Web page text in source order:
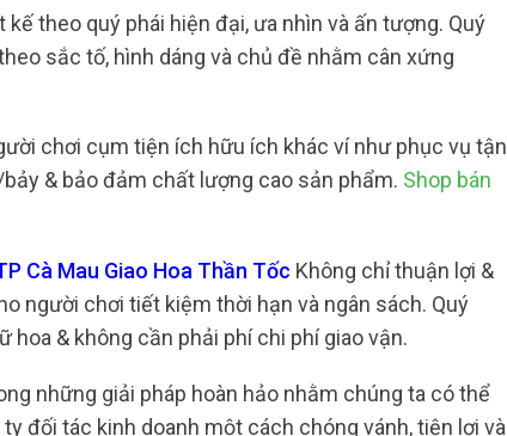
theo quý phái hiện đại, ưa nhìn và ấn tượng. Quý
sắc tố, hình dáng và chủ đề nhằm cân xứng
chơi cụm tiện ích hữu ích khác ví như phục vụ tận
& bảo đảm chất lượng cao sản phẩm. Shop bán
Cà Mau Giao Hoa Thần Tốc Không chỉ thuận lợi &
người chơi tiết kiệm thời hạn và ngân sách. Quý
& không cần phải phí chi phí giao vận.
những giải pháp hoàn hảo nhằm chúng ta có thể
đối tác kinh doanh một cách chóng vánh, tiện lợi và